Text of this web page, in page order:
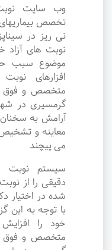
وب سایت
تخصص
نی ریز در
نوبت های آزاد
موضوع سبب
افزارهای
متخصص و فوق
گرمسیری در
آرامش به
معاینه و
می پیچند
سیستم نوبت
دقیقی را از
شده در اختیار
با توجه به این
خود را
متخصص و فوق